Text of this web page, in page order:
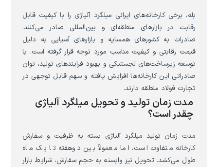
بله، برخی کارخانه‌های ایرانی میلگرد آلیاژی را با کیفیت قابل
رقابت در بازارهای منطقه‌ای و بین‌المللی صادر می‌کنند.
صادرات به کشورهای همسایه و بازارهای آسیایی به دلیل
قیمت رقابتی و کیفیت مناسب مورد توجه قرار گرفته است. با
توسعه زیرساخت‌های لجستیکی و بهبود فرایندهای تولید، توان
صادراتی این کارخانه‌ها افزایش یافته و سهم قابل توجهی در
تجارت فولاد منطقه دارند.
مدت زمان تولید و تحویل میلگرد آلیاژی
چقدر است؟
مدت زمان تولید میلگرد آلیاژی بسته به ظرفیت و سفارش
کارخانه متفاوت است، اما معمولاً بین دوهفته تا یک ماه
طول می‌کشد. تحویل نیز وابسته به حجم سفارش، شرایط بازار